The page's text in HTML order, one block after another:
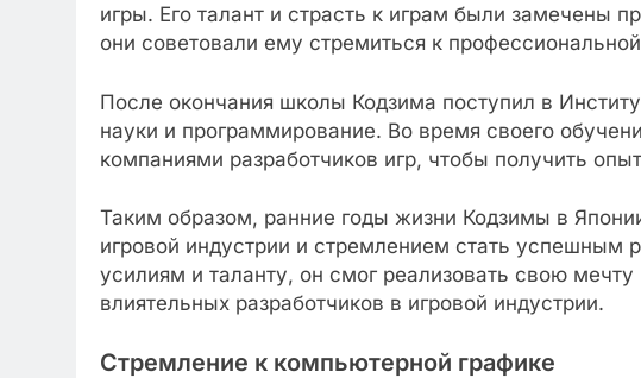
игры. Его талант и страсть к играм были замечены
они советовали ему стремиться к
После окончания школы Кодзима поступил в
науки и программирование. Во время своего
компаниями разработчиков игр, чтобы получить
Таким образом, ранние годы жизни Кодзимы в
игровой индустрии и стремлением стать успешным
усилиям и таланту, он смог реализовать свою
влиятельных разработчиков в игровой индустрии.
Стремление к компьютерной графике